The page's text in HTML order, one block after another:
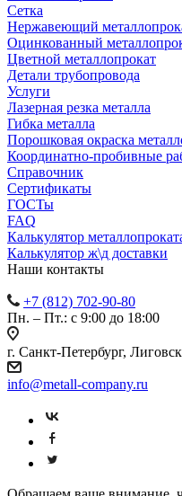
Сетка
Нержавеющий
Оцинкованный
Цветной металлопрокат
Детали трубопровода
Услуги
Лазерная резка металла
Гибка металла
Порошковая окраска
Координатно-пробивные
Справочник
Сертификаты
ГОСТы
FAQ
Калькулятор
Калькулятор ж\д доставки
Наши контакты
+7 (812) 702-90-80
Пн. – Пт.: с 9:00 до 18:00
г. Санкт-Петербург,
info@metall-company.ru